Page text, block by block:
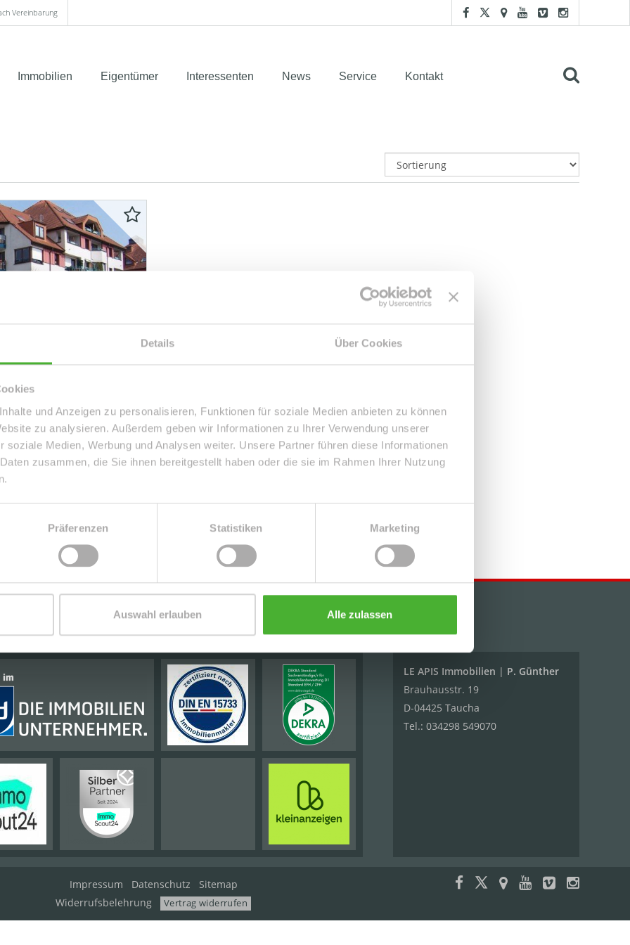
Details Über Cookies
und Anzeigen zu personalisieren, Funktionen für soziale Medien anbieten zu können
zu analysieren. Außerdem geben wir Informationen zu Ihrer Verwendung unserer
soziale Medien, Werbung und Analysen weiter. Unsere Partner führen diese Informationen
zusammen, die Sie ihnen bereitgestellt haben oder die sie im Rahmen Ihrer Nutzung
Präferenzen Statistiken Marketing
Auswahl erlauben Alle zulassen
Vereinbarung
Immobilien Eigentümer Interessenten News Service Kontakt
U.KELLER IN
PARTNER | AUSZEICHNUNGEN
LE APIS Immobilien | P. Günther
Brauhausstr. 19
D-04425 Taucha
Tel.: 034298 549070
Impressum Datenschutz
Sitemap
Widerrufsbelehrung
Vertrag widerrufen